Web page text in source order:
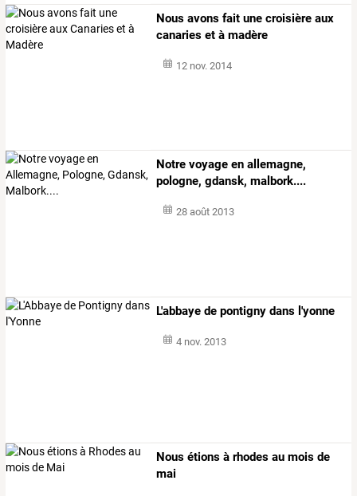
Nous avons fait une croisière aux
canaries et à madère
12 nov. 2014
Notre voyage en allemagne,
pologne, gdansk, malbork....
28 août 2013
L'abbaye de pontigny dans l'yonne
4 nov. 2013
Nous étions à rhodes au mois de
mai